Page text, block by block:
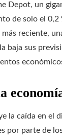
Depot, un
de solo el 0,2
reciente,
baja sus
la caída en el
por parte de